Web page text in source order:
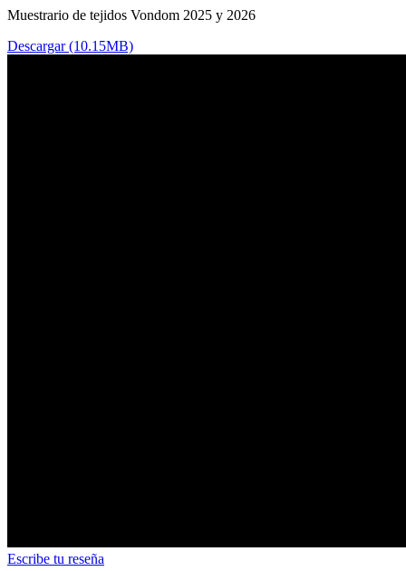
Muestrario de tejidos Vondom 2025 y 2026
Descargar (10.15MB)
Escribe tu reseña